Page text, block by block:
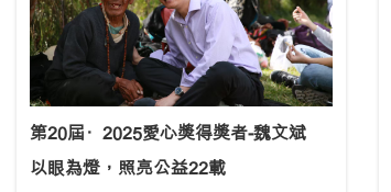
第20屆·2025愛心獎得獎者-魏文斌
以眼為燈，照亮公益22載